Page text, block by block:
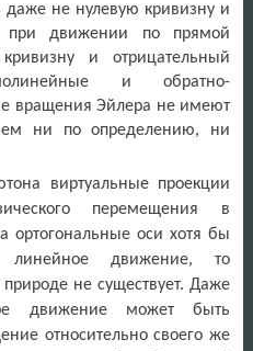
даже не нулевую кривизну и
при движении по прямой
и отрицательный
и обратно-
вращения Эйлера не имеют
ни по определению, ни
виртуальные проекции
перемещения в
ортогональные оси хотя бы
линейное движение, то
не существует. Даже
движение может быть
относительно своего же